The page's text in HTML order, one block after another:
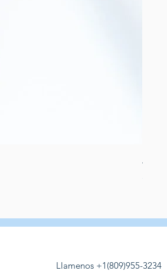
Llamenos +1(809)955-3234